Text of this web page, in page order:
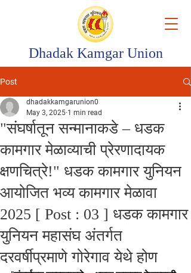
Dhadak Kamgar Union
Post
"संघर्षातून सन्मानाकडे – धडक
कामगार मेळाव्याची प्रेरणादायक
क्षणचित्रे!" धडक कामगार युनियन
आयोजित भव्य कामगार मेळावा
2025 [ Post : 03 ] धडक कामगार
युनियन महासंघ अंतर्गत
दरवर्षीप्रमाणे गोरेगाव येथे होण
dhadakkamgarunion0
May 3, 2025 1 min read